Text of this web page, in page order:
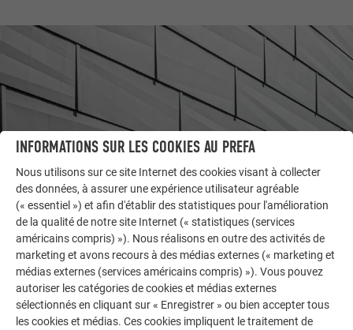
LAISSEZ-VOUS INSPIRER
AUTRES BÂTIMENTS
La galerie de références PREFA démontre la
polyvalence de l’aluminium. Découvrez d’autres projets
impressionnants avec les solutions en aluminium
INFORMATIONS SUR LES COOKIES AU PREFA
Nous utilisons sur ce site Internet des cookies visant à collecter
des données, à assurer une expérience utilisateur agréable
(« essentiel ») et afin d'établir des statistiques pour l'amélioration
de la qualité de notre site Internet (« statistiques (services
américains compris) »). Nous réalisons en outre des activités de
marketing et avons recours à des médias externes (« marketing et
médias externes (services américains compris) »). Vous pouvez
autoriser les catégories de cookies et médias externes
sélectionnés en cliquant sur « Enregistrer » ou bien accepter tous
les cookies et médias. Ces cookies impliquent le traitement de